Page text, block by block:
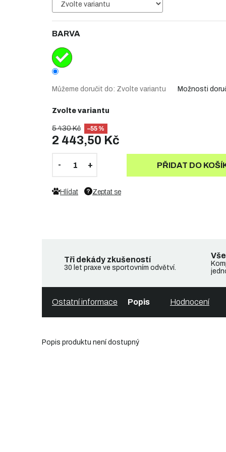
5 430 Kč –55 %
2 443,50 Kč
Zvolte variantu
BARVA
Můžeme doručit do: Zvolte variantu Možnosti
PŘIDAT DO
Zeptat se
Hlídat
Tři dekády zkušeností
30 let praxe ve sportovním odvětví.
Popis Hodnocení
Ostatní informace
Popis produktu není dostupný